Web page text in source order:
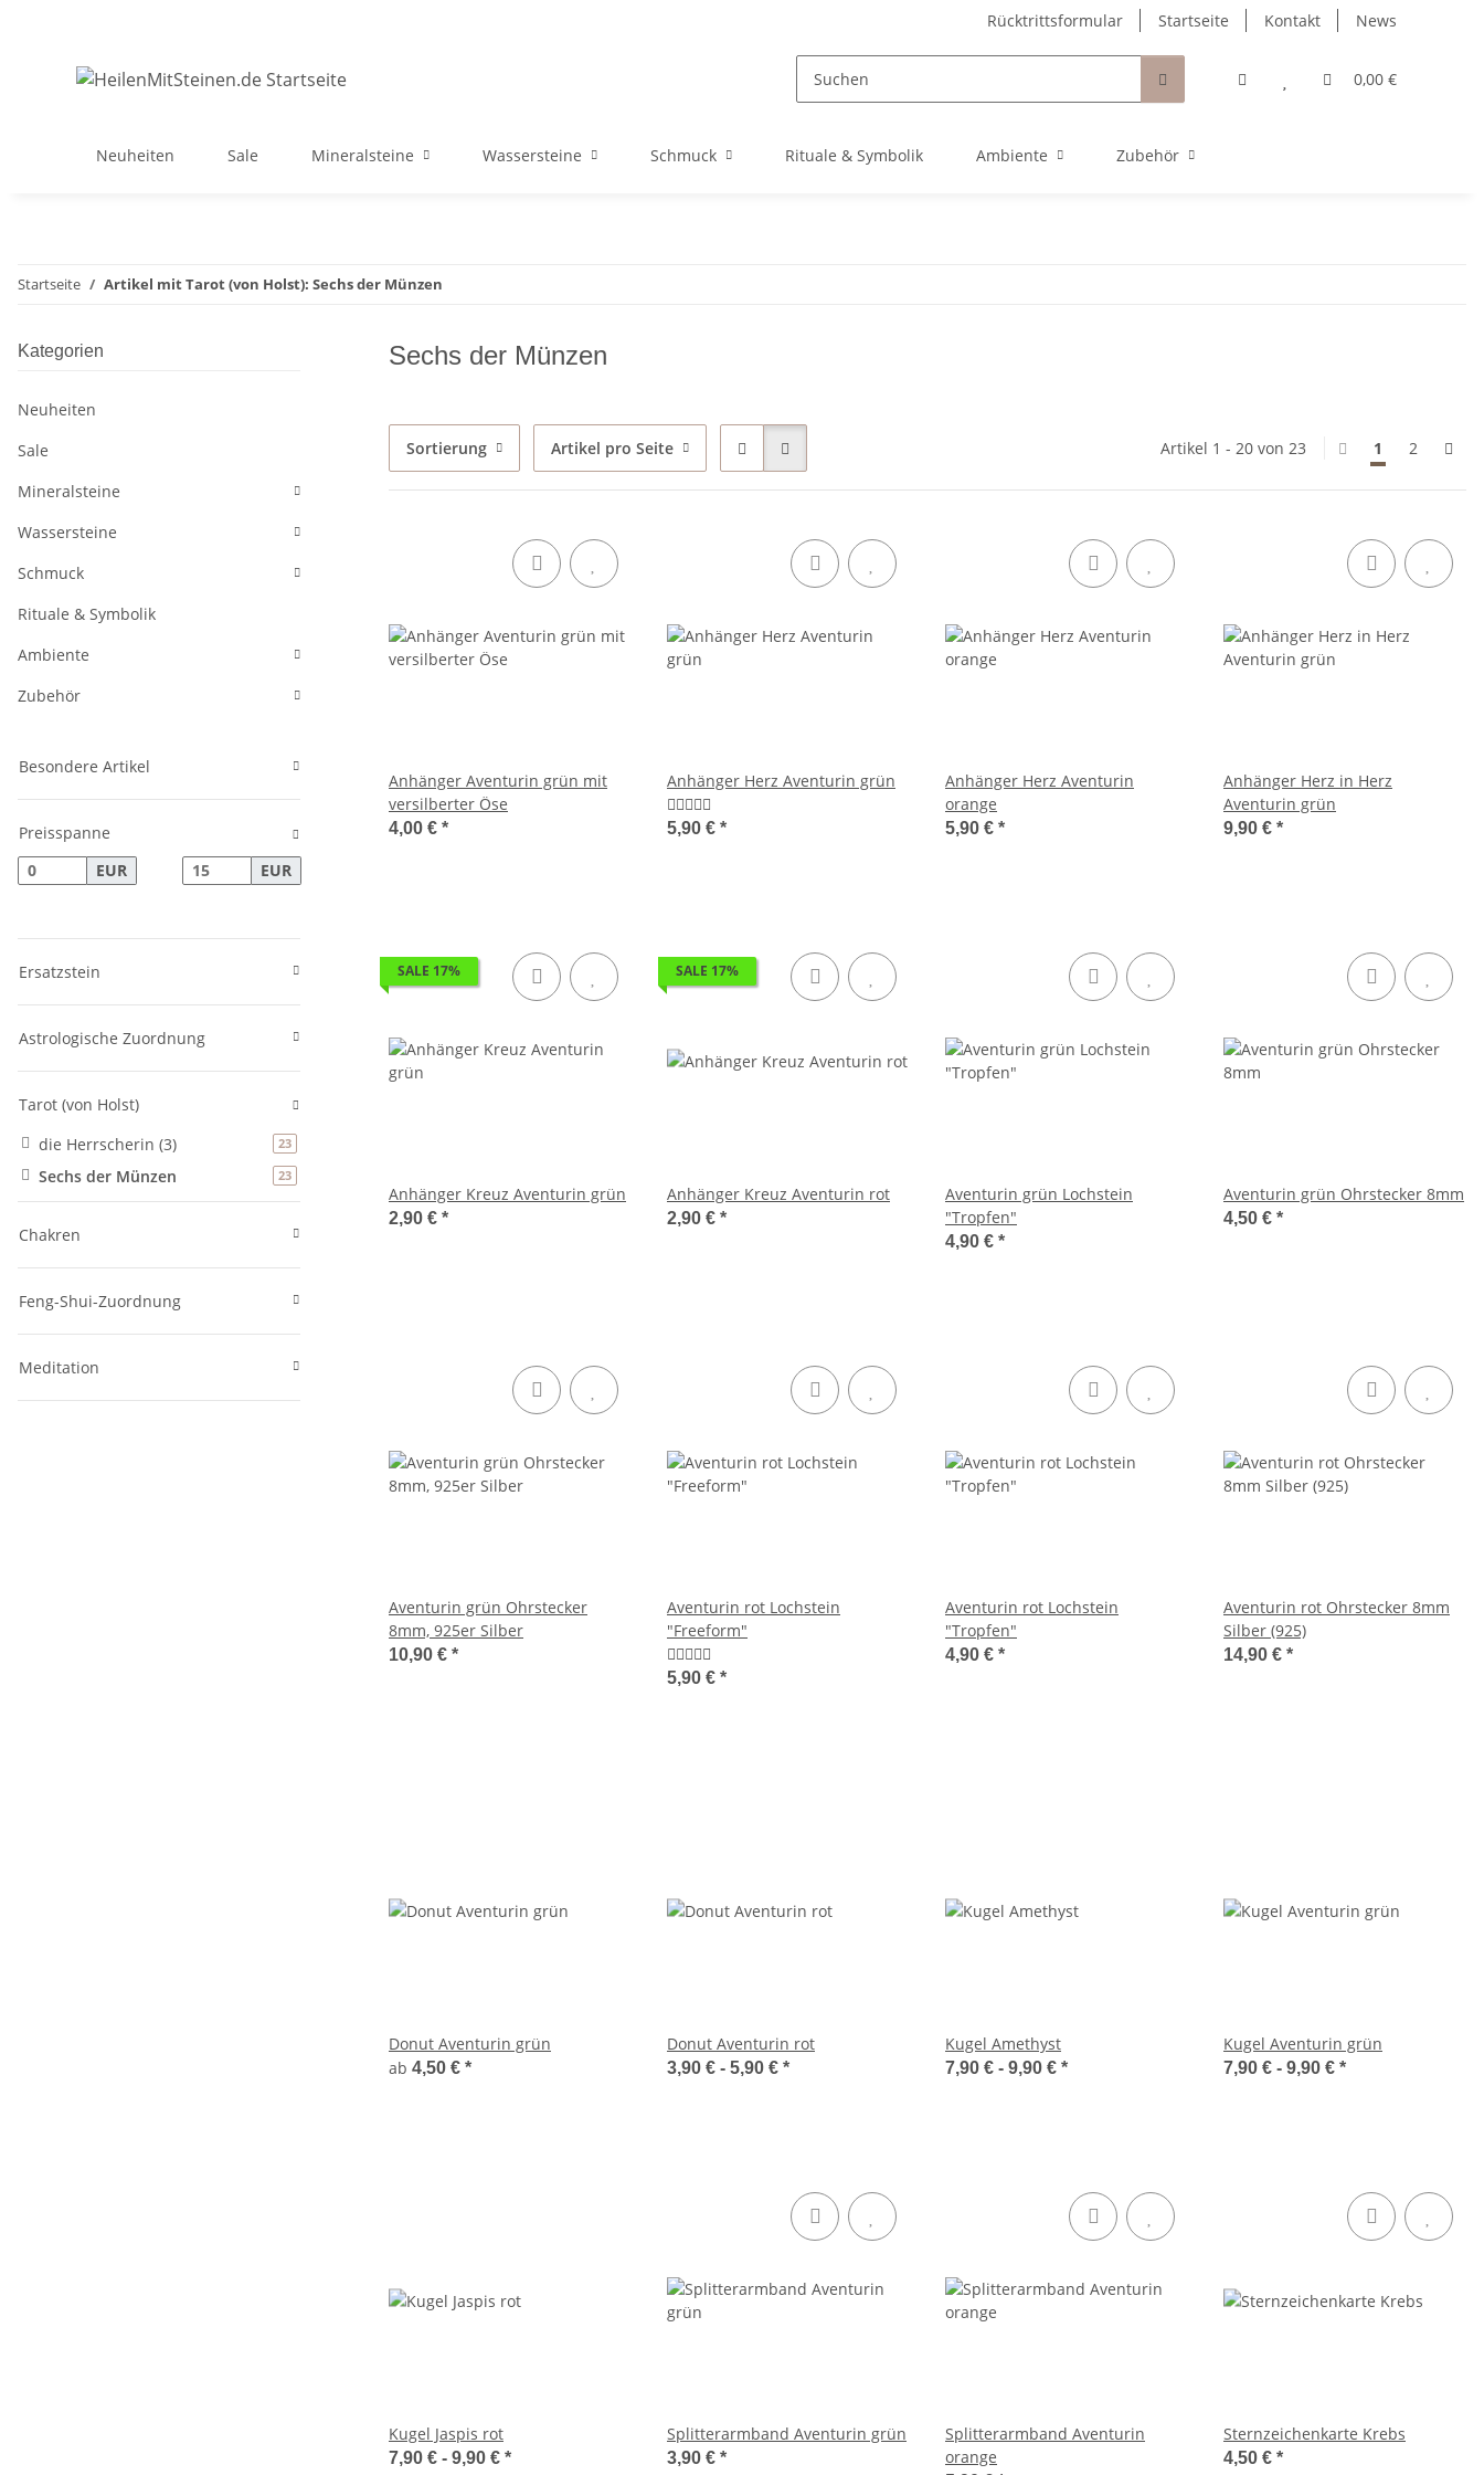
Rücktrittsformular Startseite Kontakt News
0,00 €
Neuheiten Sale Mineralsteine Wassersteine Schmuck Rituale & Symbolik Ambiente Zubehör
Startseite Artikel mit Tarot (von Holst): Sechs der Münzen
Sechs der Münzen
Sortierung Artikel pro Seite Artikel 1 - 20 von 23 1 2
Anhänger Aventurin grün mit
versilberter Öse
4,00 € *
Anhänger Herz Aventurin grün
5,90 € *
Anhänger Herz Aventurin
orange
5,90 € *
Anhänger Herz in Herz
Aventurin grün
9,90 € *
SALE 17%
Anhänger Kreuz Aventurin grün
2,90 € *
SALE 17%
Anhänger Kreuz Aventurin rot
2,90 € *
Aventurin grün Lochstein
"Tropfen"
4,90 € *
Aventurin grün Ohrstecker 8mm
4,50 € *
Aventurin grün Ohrstecker
8mm, 925er Silber
10,90 € *
Aventurin rot Lochstein
"Freeform"
5,90 € *
Aventurin rot Lochstein
"Tropfen"
4,90 € *
Aventurin rot Ohrstecker 8mm
Silber (925)
14,90 € *
Donut Aventurin grün
ab 4,50 € *
Donut Aventurin rot
3,90 € - 5,90 € *
Kugel Amethyst
7,90 € - 9,90 € *
Kugel Aventurin grün
7,90 € - 9,90 € *
Kugel Jaspis rot
7,90 € - 9,90 € *
Splitterarmband Aventurin grün
3,90 € *
Splitterarmband Aventurin
orange
Sternzeichenkarte Krebs
4,50 € *
Kategorien
Neuheiten
Sale
Mineralsteine
Wassersteine
Schmuck
Rituale & Symbolik
Ambiente
Zubehör
Besondere Artikel
Preisspanne
EUR
EUR
Ersatzstein
Astrologische Zuordnung
Tarot (von Holst)
die Herrscherin (3)
23Artikel gefunden
Sechs der Münzen 23Artikel gefunden
Chakren
Feng-Shui-Zuordnung
Meditation